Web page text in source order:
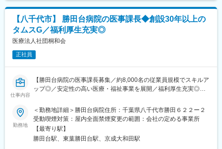
す。
いことに挑戦したい方を募集中です！
変更の範囲：会社の定める業務
■地域包括ケア病棟78床
■回復期リハビリテーション病棟180床
■医療療養病棟120床
東京都から認知症疾患医療センターの認定も受けております。
患者さま・地域の医療ニーズに応えることでやりがいを感じなが
【従業員構成】
ます。そして、子育てママや主婦（主夫）活躍中ですし、女性管
理職登用実績ありと性別問わず活躍しやすい職場環境です。
【従業員構成】
【八千代市】 勝田台病院の医事課長◆創設30年以上の
タムスG／福利厚生充実◎
医療法人社団桐和会
正社員
仕事内容
【勝田台病院の医事課長募集／約8,000名の従業員規模でスキルア
ップ◎／安定性の高い医療・福祉事業を展開／福利厚生充実◎】
【業務内容】
タムスグループの勝田台病院にて、 医事課長募集しております。
・医事課のマネジメント業務
・他部門との調整・決定事項の実行
・医事課スタッフ労務管理・目標管理・評価
勤務地
＜勤務地詳細＞勝田台病院住所：千葉県八千代市勝田６２２ー２
受動喫煙対策：屋内全面禁煙変更の範囲：会社の定める事業所
【最寄り駅】
勝田台駅、東葉勝田台駅、京成大和田駅